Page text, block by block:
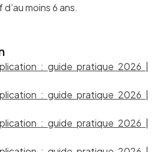
moins 6 ans.
: guide pratique 2026 |
: guide pratique 2026 |
: guide pratique 2026 |